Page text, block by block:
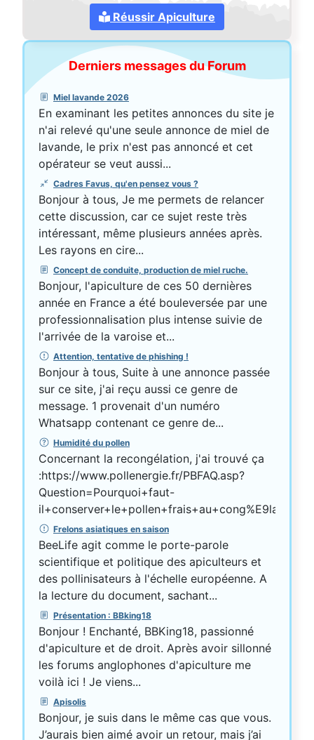
Réussir Apiculture
Derniers messages du Forum
Miel lavande 2026
En examinant les petites annonces du site je
n'ai relevé qu'une seule annonce de miel de
lavande, le prix n'est pas annoncé et cet
opérateur se veut aussi...
Cadres Favus, qu'en pensez vous ?
Bonjour à tous, Je me permets de relancer
cette discussion, car ce sujet reste très
intéressant, même plusieurs années après.
Les rayons en cire...
Concept de conduite, production de miel ruche.
Bonjour, l'apiculture de ces 50 dernières
année en France a été bouleversée par une
professionnalisation plus intense suivie de
l'arrivée de la varoise et...
Attention, tentative de phishing !
Bonjour à tous, Suite à une annonce passée
sur ce site, j'ai reçu aussi ce genre de
message. 1 provenait d'un numéro
Whatsapp contenant ce genre de...
Humidité du pollen
Concernant la recongélation, j'ai trouvé ça
:https://www.pollenergie.fr/PBFAQ.asp?
Question=Pourquoi+faut-
Frelons asiatiques en saison
BeeLife agit comme le porte-parole
scientifique et politique des apiculteurs et
des pollinisateurs à l'échelle européenne. A
la lecture du document, sachant...
Présentation : BBking18
Bonjour ! Enchanté, BBKing18, passionné
d'apiculture et de droit. Après avoir sillonné
les forums anglophones d'apiculture me
voilà ici ! Je viens...
Apisolis
Bonjour, je suis dans le même cas que vous.
J’aurais bien aimé avoir un retour, mais j’ai